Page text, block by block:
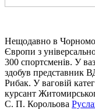
Нещодавно в
Європи з
300 спортсменів. У
здобув представник
Рибак. У ваговій
курсант
С. П. Корольова